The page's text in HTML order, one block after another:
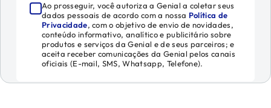
Ao prosseguir, você autoriza a Genial a coletar seus
dados pessoais de acordo com a nossa Política de
Privacidade, com o objetivo de envio de novidades,
conteúdo informativo, analítico e publicitário sobre
produtos e serviços da Genial e de seus parceiros; e
aceita receber comunicações da Genial pelos canais
oficiais (E-mail, SMS, Whatsapp, Telefone).